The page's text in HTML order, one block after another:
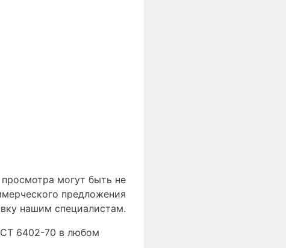
могут быть не
предложения
нашим специалистам.
6402-70 в любом